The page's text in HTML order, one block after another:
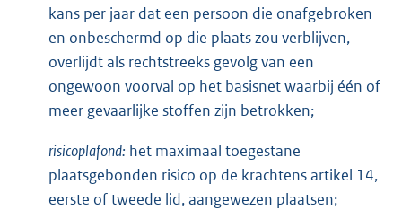
kans per jaar dat een persoon die onafgebroken
en onbeschermd op die plaats zou verblijven,
overlijdt als rechtstreeks gevolg van een
ongewoon voorval op het basisnet waarbij één of
meer gevaarlijke stoffen zijn betrokken;
risicoplafond: het maximaal toegestane
plaatsgebonden risico op de krachtens artikel 14,
eerste of tweede lid, aangewezen plaatsen;